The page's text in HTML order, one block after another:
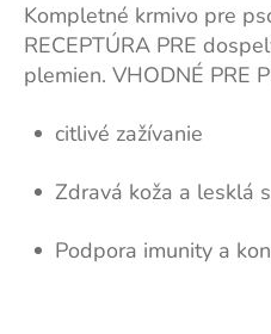
Kompletné krmivo pre
RECEPTÚRA PRE
plemien. VHODNÉ PRE
citlivé zažívanie
Zdravá koža a lesklá
Podpora imunity a